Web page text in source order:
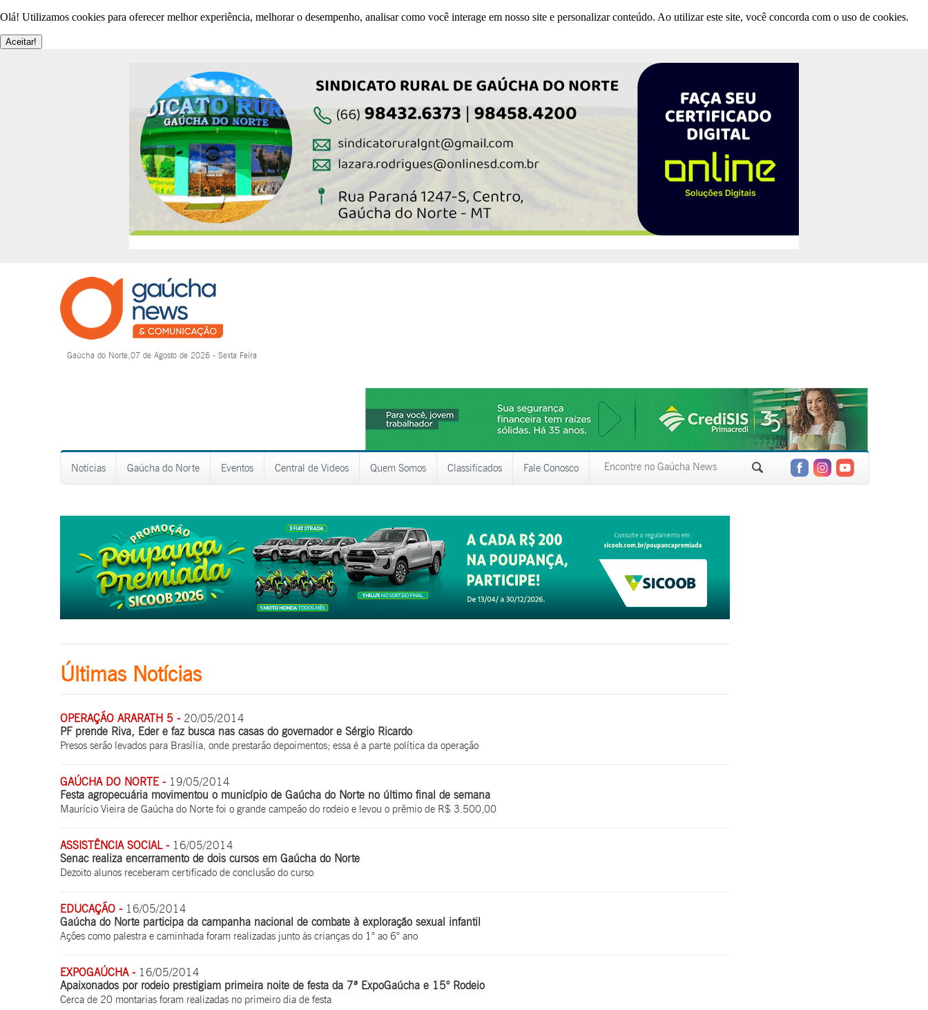
Olá! Utilizamos cookies para oferecer melhor experiência, melhorar o desempenho, analisar como você interage em nosso site e personalizar conteúdo. Ao utilizar este site, você concorda com o uso de cookies.
Aceitar!
Gaúcha do Norte,07 de Agosto de 2026 - Sexta Feira
Notícias Gaúcha do Norte Eventos Central de Videos Quem Somos Classificados Fale Conosco
Últimas Notícias
OPERAÇÃO ARARATH 5 - 20/05/2014
PF prende Riva, Eder e faz busca nas casas do governador e Sérgio Ricardo
Presos serão levados para Brasília, onde prestarão depoimentos; essa é a parte política da operação
GAÚCHA DO NORTE - 19/05/2014
Festa agropecuária movimentou o município de Gaúcha do Norte no último final de semana
Maurício Vieira de Gaúcha do Norte foi o grande campeão do rodeio e levou o prêmio de R$ 3.500,00
ASSISTÊNCIA SOCIAL - 16/05/2014
Senac realiza encerramento de dois cursos em Gaúcha do Norte
Dezoito alunos receberam certificado de conclusão do curso
EDUCAÇÃO - 16/05/2014
Gaúcha do Norte participa da campanha nacional de combate à exploração sexual infantil
Ações como palestra e caminhada foram realizadas junto às crianças do 1° ao 6° ano
EXPOGAÚCHA - 16/05/2014
Apaixonados por rodeio prestigiam primeira noite de festa da 7ª ExpoGaúcha e 15° Rodeio
Cerca de 20 montarias foram realizadas no primeiro dia de festa